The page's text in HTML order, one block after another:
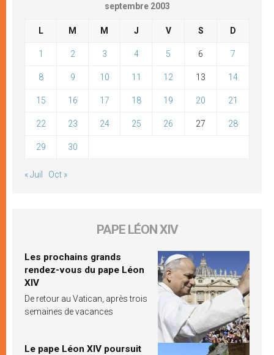
septembre 2003
L M M J V S D
1 2 3 4 5 6 7
8 9 10 11 12 13 14
15 16 17 18 19 20 21
22 23 24 25 26 27 28
29 30
« Juil Oct »
PAPE LÉON XIV
Les prochains grands
rendez-vous du pape Léon
XIV
De retour au Vatican, après trois
semaines de vacances
Le pape Léon XIV poursuit